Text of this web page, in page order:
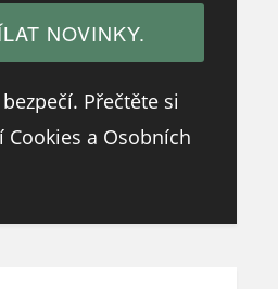
Přečtěte si
Cookies a Osobních